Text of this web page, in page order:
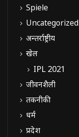
Spiele
Uncategorized
अन्तर्राष्ट्रीय
खेल
IPL 2021
जीवनशैली
तकनीकी
धर्म
प्रदेश